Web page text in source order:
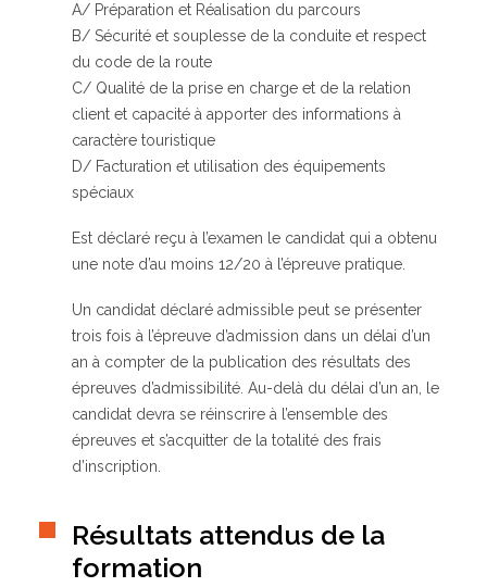
A/ Préparation et Réalisation du parcours
B/ Sécurité et souplesse de la conduite et respect
du code de la route
C/ Qualité de la prise en charge et de la relation
client et capacité à apporter des informations à
caractère touristique
D/ Facturation et utilisation des équipements
spéciaux
Est déclaré reçu à l’examen le candidat qui a obtenu
une note d’au moins 12/20 à l’épreuve pratique.
Un candidat déclaré admissible peut se présenter
trois fois à l’épreuve d’admission dans un délai d’un
an à compter de la publication des résultats des
épreuves d’admissibilité. Au-delà du délai d’un an, le
candidat devra se réinscrire à l’ensemble des
épreuves et s’acquitter de la totalité des frais
d’inscription.
Résultats attendus de la
formation